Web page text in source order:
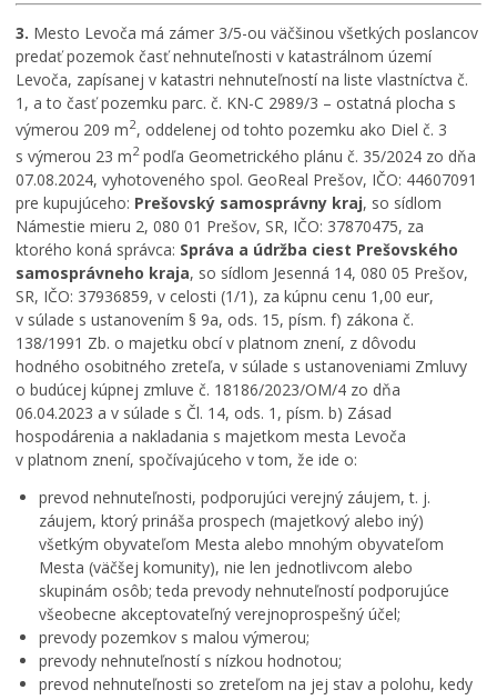
3. Mesto Levoča má zámer 3/5-ou väčšinou všetkých poslancov
predať pozemok časť nehnuteľnosti v katastrálnom území
Levoča, zapísanej v katastri nehnuteľností na liste vlastníctva č.
1, a to časť pozemku parc. č. KN-C 2989/3 – ostatná plocha s
výmerou 209 m2, oddelenej od tohto pozemku ako Diel č. 3
s výmerou 23 m2 podľa Geometrického plánu č. 35/2024 zo dňa
07.08.2024, vyhotoveného spol. GeoReal Prešov, IČO: 44607091
pre kupujúceho: Prešovský samosprávny kraj, so sídlom
Námestie mieru 2, 080 01 Prešov, SR, IČO: 37870475, za
ktorého koná správca: Správa a údržba ciest Prešovského
samosprávneho kraja, so sídlom Jesenná 14, 080 05 Prešov,
SR, IČO: 37936859, v celosti (1/1), za kúpnu cenu 1,00 eur,
v súlade s ustanovením § 9a, ods. 15, písm. f) zákona č.
138/1991 Zb. o majetku obcí v platnom znení, z dôvodu
hodného osobitného zreteľa, v súlade s ustanoveniami Zmluvy
o budúcej kúpnej zmluve č. 18186/2023/OM/4 zo dňa
06.04.2023 a v súlade s Čl. 14, ods. 1, písm. b) Zásad
hospodárenia a nakladania s majetkom mesta Levoča
v platnom znení, spočívajúceho v tom, že ide o:
prevod nehnuteľnosti, podporujúci verejný záujem, t. j.
záujem, ktorý prináša prospech (majetkový alebo iný)
všetkým obyvateľom Mesta alebo mnohým obyvateľom
Mesta (väčšej komunity), nie len jednotlivcom alebo
skupinám osôb; teda prevody nehnuteľností podporujúce
všeobecne akceptovateľný verejnoprospešný účel;
prevody pozemkov s malou výmerou;
prevody nehnuteľností s nízkou hodnotou;
prevod nehnuteľnosti so zreteľom na jej stav a polohu, kedy